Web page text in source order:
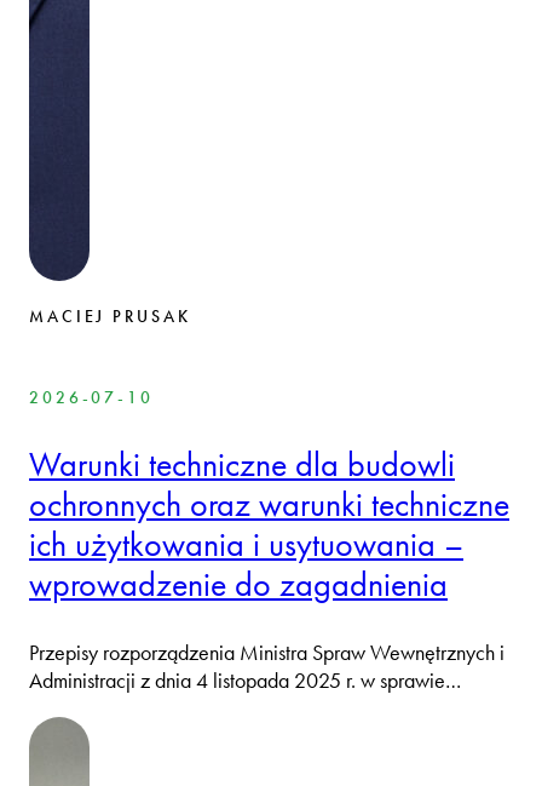
MACIEJ PRUSAK
2026-07-10
Warunki techniczne dla budowli
ochronnych oraz warunki techniczne
ich użytkowania i usytuowania –
wprowadzenie do zagadnienia
Przepisy rozporządzenia Ministra Spraw Wewnętrznych i
Administracji z dnia 4 listopada 2025 r. w sprawie…